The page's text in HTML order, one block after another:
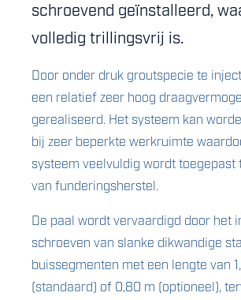
schroevend geïnstalleerd,
volledig trillingsvrij is.
Door onder druk groutspecie te
een relatief zeer hoog
gerealiseerd. Het systeem kan
bij zeer beperkte werkruimte
systeem veelvuldig wordt toegepast
van funderingsherstel.
De paal wordt vervaardigd door het
schroeven van slanke dikwandige
buissegmenten met een lengte van
(standaard) of 0,80 m (optioneel),